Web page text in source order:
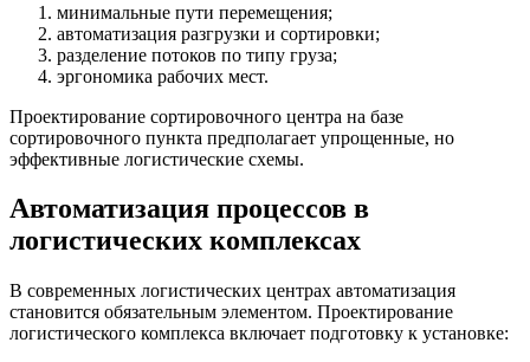
минимальные пути перемещения;
автоматизация разгрузки и сортировки;
разделение потоков по типу груза;
эргономика рабочих мест.
Проектирование сортировочного центра на базе
сортировочного пункта предполагает упрощенные, но
эффективные логистические схемы.
Автоматизация процессов в
логистических комплексах
В современных логистических центрах автоматизация
становится обязательным элементом. Проектирование
логистического комплекса включает подготовку к установке: